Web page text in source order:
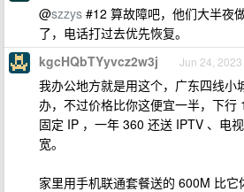
@szzys #12 算故障吧，他们大半夜
了，电话打过去优先恢复。
kgcHQbTYyvcz2w3j Jun 24, 2023
我办公地方就是用这个，广东四线小
办，不过价格比你这便宜一半，下
固定 IP ，一年 360 还送 IPTV 、电
宽。
家里用手机联通套餐送的 600M 比